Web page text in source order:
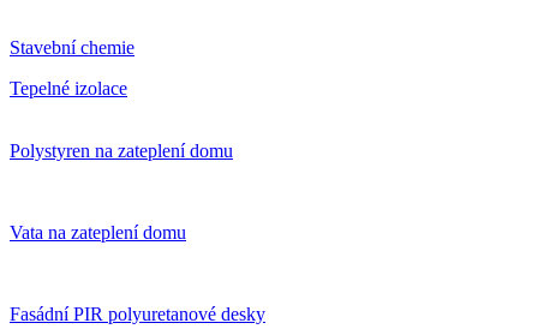
Stavební chemie
Tepelné izolace
Polystyren na zateplení domu
Vata na zateplení domu
Fasádní PIR polyuretanové desky